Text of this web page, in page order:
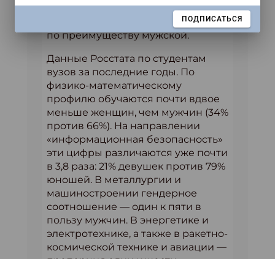
результате сфера точных наук,
технологий и инженерии остается
по преимуществу мужской.
Данные Росстата по студентам
вузов за последние годы. По
физико-математическому
профилю обучаются почти вдвое
меньше женщин, чем мужчин (34%
против 66%). На направлении
«информационная безопасность»
эти цифры различаются уже почти
в 3,8 раза: 21% девушек против 79%
юношей. В металлургии и
машиностроении гендерное
соотношение — один к пяти в
пользу мужчин. В энергетике и
электротехнике, а также в ракетно-
космической технике и авиации —
ПОДПИСАТЬСЯ